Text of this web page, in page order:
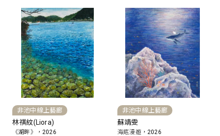
非池中線上藝廊
林祺紋(Liora)
《湖畔》，2026
非池中線上藝廊
蘇靖雯
海底漫遊，2026